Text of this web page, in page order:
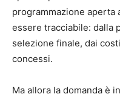
programmazione aperta
essere tracciabile: dalla
selezione finale, dai
concessi.
Ma allora la domanda è